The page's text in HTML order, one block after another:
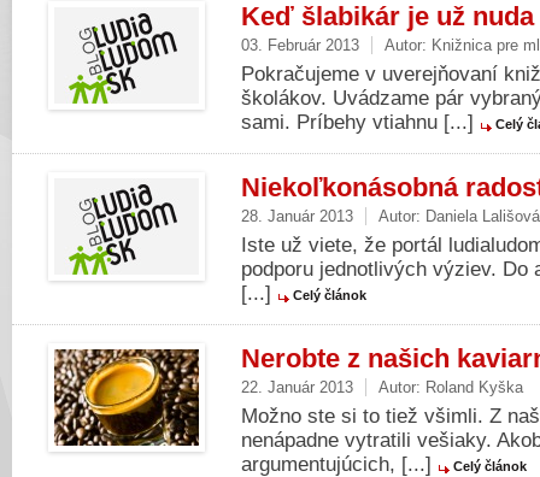
Keď šlabikár je už nuda
03. Február 2013 Autor: Knižnica pre
Pokračujeme v uverejňovaní
školákov. Uvádzame pár
sami. Príbehy vtiahnu [...]
Celý
Niekoľkonásobná
28. Január 2013 Autor: Daniela Lališová
Iste už viete, že portál
podporu jednotlivých výziev.
[...]
Celý článok
Nerobte z našich
22. Január 2013 Autor: Roland Kyška
Možno ste si to tiež všimli. Z
nenápadne vytratili vešiaky.
argumentujúcich, [...]
Celý článok